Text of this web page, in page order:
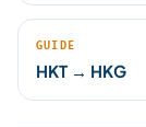
GUIDE
HKT → HKG